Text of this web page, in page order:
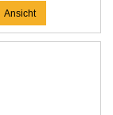
Ansicht